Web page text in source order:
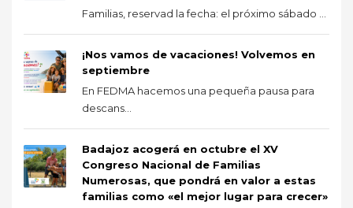
Familias, reservad la fecha: el próximo sábado ...
¡Nos vamos de vacaciones! Volvemos en
septiembre
En FEDMA hacemos una pequeña pausa para
descans...
Badajoz acogerá en octubre el XV
Congreso Nacional de Familias
Numerosas, que pondrá en valor a estas
familias como «el mejor lugar para crecer»